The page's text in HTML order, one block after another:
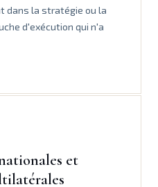
dans la stratégie ou la
d'exécution qui n'a
et